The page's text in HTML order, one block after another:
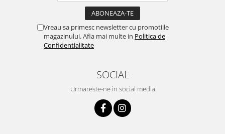
Aparate de spalat cu presiune
Instalatii sanitare
Articole si accesorii pentru baie
Vreau sa primesc newsletter cu promotiile
magazinului. Afla mai multe in Politica de
Confidentialitate
SOCIAL
Urmareste-ne in social media